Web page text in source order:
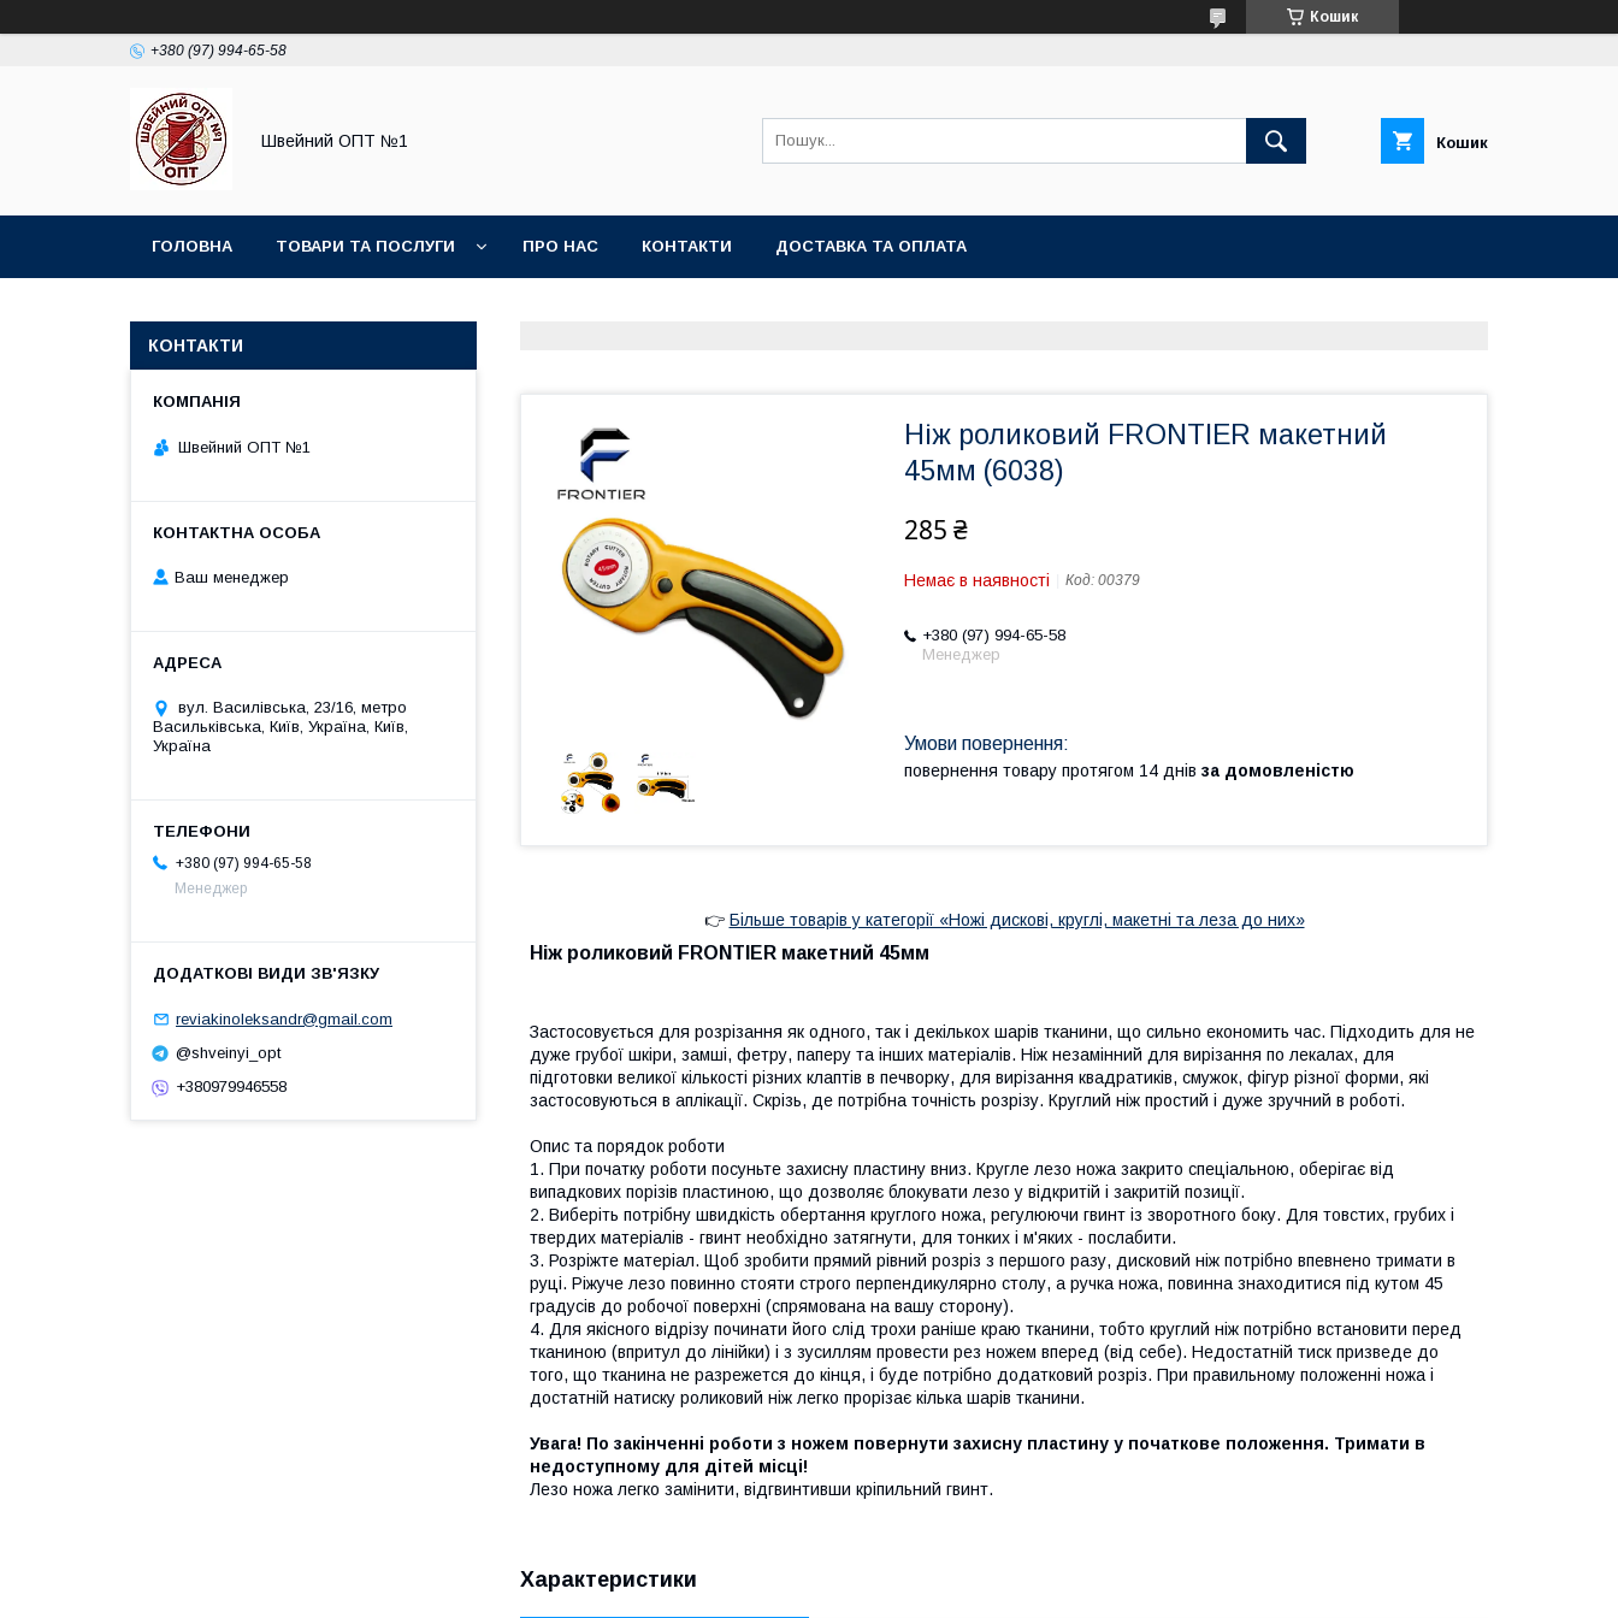
Кошик
+380 (97) 994-65-58
Швейний ОПТ №1 Кошик
ГОЛОВНА ТОВАРИ ТА ПОСЛУГИ ПРО НАС КОНТАКТИ ДОСТАВКА ТА ОПЛАТА
Ніж роликовий FRONTIER макетний
45мм (6038)
285 ₴
Немає в наявності Код: 00379
+380 (97) 994-65-58
Менеджер
повернення товару протягом 14 днів за домовленістю
👉 Більше товарів у категорії «Ножі дискові, круглі, макетні та леза до них»
Ніж роликовий FRONTIER макетний 45мм
Застосовується для розрізання як одного, так і декількох шарів тканини, що сильно економить час. Підходить для не
дуже грубої шкіри, замші, фетру, паперу та інших матеріалів. Ніж незамінний для вирізання по лекалах, для
підготовки великої кількості різних клаптів в печворку, для вирізання квадратиків, смужок, фігур різної форми, які
застосовуються в аплікації. Скрізь, де потрібна точність розрізу. Круглий ніж простий і дуже зручний в роботі.
Опис та порядок роботи
1. При початку роботи посуньте захисну пластину вниз. Кругле лезо ножа закрито спеціальною, оберігає від
випадкових порізів пластиною, що дозволяє блокувати лезо у відкритій і закритій позиції.
2. Виберіть потрібну швидкість обертання круглого ножа, регулюючи гвинт із зворотного боку. Для товстих, грубих і
твердих матеріалів - гвинт необхідно затягнути, для тонких і м'яких - послабити.
3. Розріжте матеріал. Щоб зробити прямий рівний розріз з першого разу, дисковий ніж потрібно впевнено тримати в
руці. Ріжуче лезо повинно стояти строго перпендикулярно столу, а ручка ножа, повинна знаходитися під кутом 45
градусів до робочої поверхні (спрямована на вашу сторону).
4. Для якісного відрізу починати його слід трохи раніше краю тканини, тобто круглий ніж потрібно встановити перед
тканиною (впритул до лінійки) і з зусиллям провести рез ножем вперед (від себе). Недостатній тиск призведе до
того, що тканина не разрежется до кінця, і буде потрібно додатковий розріз. При правильному положенні ножа і
достатній натиску роликовий ніж легко прорізає кілька шарів тканини.
Увага! По закінченні роботи з ножем повернути захисну пластину у початкове положення. Тримати в
недоступному для дітей місці!
Лезо ножа легко замінити, відгвинтивши кріпильний гвинт.
Характеристики
КОНТАКТИ
Швейний ОПТ №1
Ваш менеджер
вул. Василівська, 23/16, метро
Васильківська, Київ, Україна, Київ,
Україна
+380 (97) 994-65-58
Менеджер
reviakinoleksandr@gmail.com
@shveinyi_opt
+380979946558